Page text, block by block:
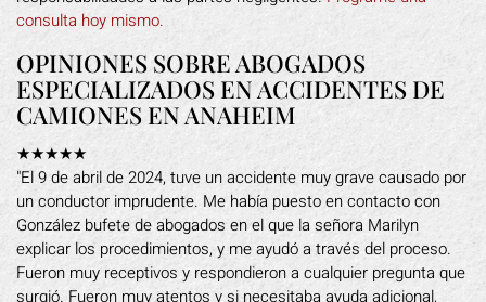
consulta hoy mismo.
OPINIONES SOBRE ABOGADOS
ESPECIALIZADOS EN ACCIDENTES DE
CAMIONES EN ANAHEIM
★★★★★
"El 9 de abril de 2024, tuve un accidente muy grave causado por
un conductor imprudente. Me había puesto en contacto con
González bufete de abogados en el que la señora Marilyn
explicar los procedimientos, y me ayudó a través del proceso.
Fueron muy receptivos y respondieron a cualquier pregunta que
surgió. Fueron muy atentos y si necesitaba ayuda adicional,